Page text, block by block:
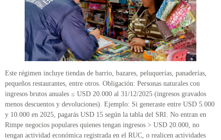
Este régimen incluye tiendas de barrio, bazares, peluquerías, panaderías,
pequeños restaurantes, entre otros. Obligación: Personas naturales con
ingresos brutos anuales ≤ USD 20.000 al 31/12/2025 (ingresos gravados
menos descuentos y devoluciones). Ejemplo: Si generaste entre USD 5.000
y 10.000 en 2025, pagarás USD 15 según la tabla del SRI. No entran en
Rimpe negocios populares quienes tengan ingresos > USD 20.000, no
tengan actividad económica registrada en el RUC, o realicen actividades